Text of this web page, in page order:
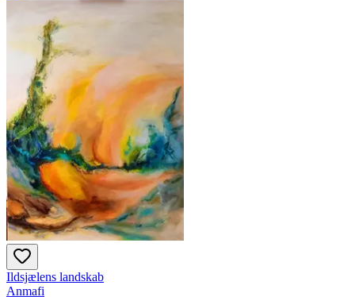
Ildsjælens landskab
Anmafi